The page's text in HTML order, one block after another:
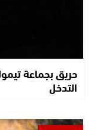
حريق بجماعة
التدخل